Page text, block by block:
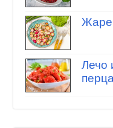
Лечо